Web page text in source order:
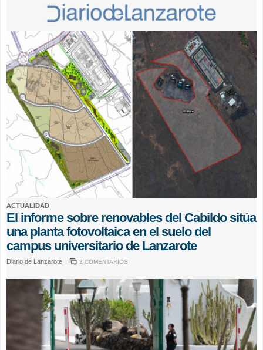
ACTUALIDAD
El informe sobre renovables del Cabildo sitúa
una planta fotovoltaica en el suelo del
campus universitario de Lanzarote
Diario de Lanzarote 2 COMENTARIOS